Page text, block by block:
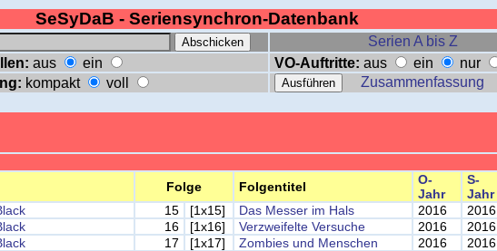
SeSyDaB - Seriensynchron-Datenbank
Serien A bis Z
aus ein VO-Auftritte: aus ein
nur
kompakt voll Zusammenfassung
Folge Folgentitel
O-
Jahr
S-
Jahr
15 [1x15] Das Messer im Hals 2016 2016
16 [1x16] Verzweifelte Versuche 2016 2016
17 [1x17] Zombies und Menschen 2016 2016